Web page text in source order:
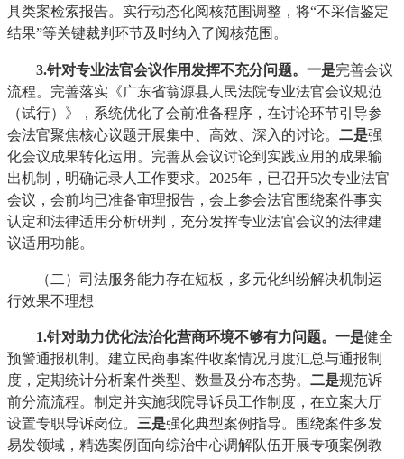
具类案检索报告。实行动态化阅核范围调整，将“不采信鉴定
结果”等关键裁判环节及时纳入了阅核范围。
3.针对专业法官会议作用发挥不充分问题。一是完善会议
流程。完善落实《广东省翁源县人民法院专业法官会议规范
（试行）》，系统优化了会前准备程序，在讨论环节引导参
会法官聚焦核心议题开展集中、高效、深入的讨论。二是强
化会议成果转化运用。完善从会议讨论到实践应用的成果输
出机制，明确记录人工作要求。2025年，已召开5次专业法官
会议，会前均已准备审理报告，会上参会法官围绕案件事实
认定和法律适用分析研判，充分发挥专业法官会议的法律建
议适用功能。
（二）司法服务能力存在短板，多元化纠纷解决机制运
行效果不理想
1.针对助力优化法治化营商环境不够有力问题。一是健全
预警通报机制。建立民商事案件收案情况月度汇总与通报制
度，定期统计分析案件类型、数量及分布态势。二是规范诉
前分流流程。制定并实施我院导诉员工作制度，在立案大厅
设置专职导诉岗位。三是强化典型案例指导。围绕案件多发
易发领域，精选案例面向综治中心调解队伍开展专项案例教